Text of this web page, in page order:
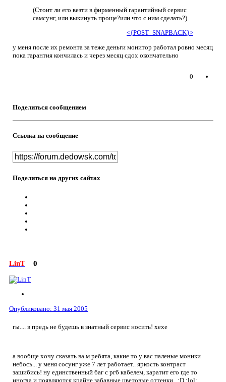
(Стоит ли его везти в фирменный гарантийный сервис
самсунг, или выкинуть проще?или что с ним сделать?)
<{POST_SNAPBACK}>
у меня после их ремонта за теже деньги монитор работал ровно месяц
пока гарантия кончилась и через месяц сдох окончательно
0
Поделиться сообщением
Ссылка на сообщение
Поделиться на других сайтах
LinT 0
Опубликовано: 31 мая 2005
гы.... в предь не будешь в знатный сервис носить! хехе
а вообще хочу сказать ва м ребята, какие то у вас паленые моники
небось... у меня сосунг уже 7 лет работает.. яркость контраст
зашибись! ну единственный баг с ргб кабелем, каратит его где то
иногда и появляются крайне забавные цветовые оттенки.. :D :lol: